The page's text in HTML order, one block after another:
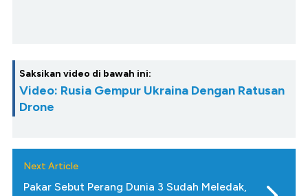
Saksikan video di bawah ini:
Video: Rusia Gempur Ukraina Dengan Ratusan
Drone
Next Article
Pakar Sebut Perang Dunia 3 Sudah Meledak,